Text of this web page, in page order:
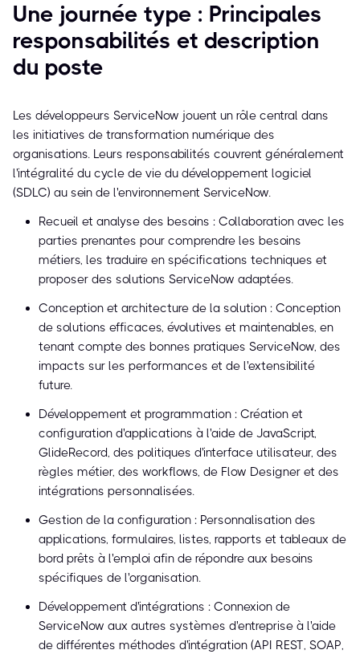
Une journée type : Principales
responsabilités et description
du poste
Les développeurs ServiceNow jouent un rôle central dans
les initiatives de transformation numérique des
organisations. Leurs responsabilités couvrent généralement
l'intégralité du cycle de vie du développement logiciel
(SDLC) au sein de l'environnement ServiceNow.
Recueil et analyse des besoins : Collaboration avec les
parties prenantes pour comprendre les besoins
métiers, les traduire en spécifications techniques et
proposer des solutions ServiceNow adaptées.
Conception et architecture de la solution : Conception
de solutions efficaces, évolutives et maintenables, en
tenant compte des bonnes pratiques ServiceNow, des
impacts sur les performances et de l'extensibilité
future.
Développement et programmation : Création et
configuration d'applications à l'aide de JavaScript,
GlideRecord, des politiques d'interface utilisateur, des
règles métier, des workflows, de Flow Designer et des
intégrations personnalisées.
Gestion de la configuration : Personnalisation des
applications, formulaires, listes, rapports et tableaux de
bord prêts à l'emploi afin de répondre aux besoins
spécifiques de l'organisation.
Développement d'intégrations : Connexion de
ServiceNow aux autres systèmes d'entreprise à l'aide
de différentes méthodes d'intégration (API REST, SOAP,